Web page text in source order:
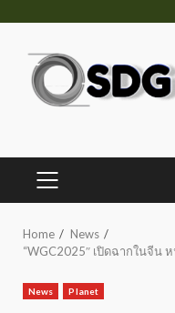
content
PRIMARY
Home
News
“WGC2025″ เปิดฉากในจีน
News Planet